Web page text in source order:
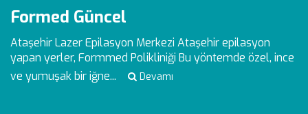
Formed Güncel
Ataşehir Lazer Epilasyon Merkezi Ataşehir epilasyon
yapan yerler, Formmed Polikliniği Bu yöntemde özel, ince
ve yumuşak bir iğne...
Devamı